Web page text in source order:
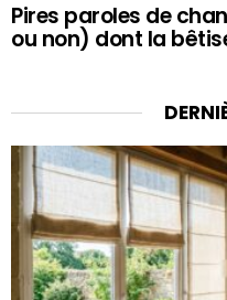
Pires paroles de
ou non) dont la